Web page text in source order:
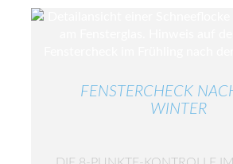
FENSTERCHECK
WINTER